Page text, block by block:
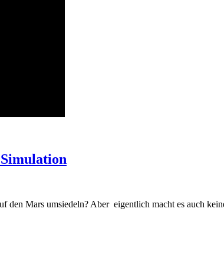
den Mars umsiedeln? Aber eigentlich macht es auch